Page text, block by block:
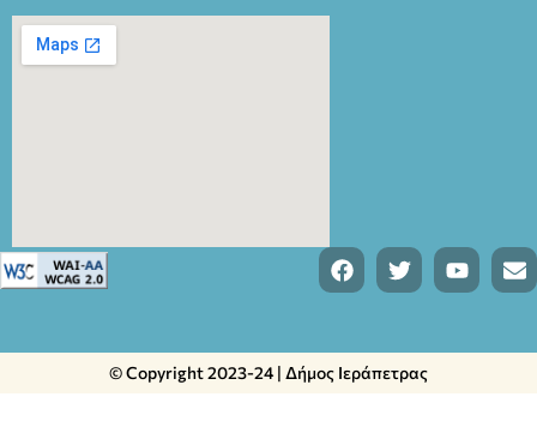
© Copyright 2023-24 | Δήμος Ιεράπετρας